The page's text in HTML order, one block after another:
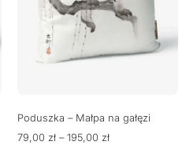
Poduszka – Małpa na gałęzi
79,00 zł – 195,00 zł